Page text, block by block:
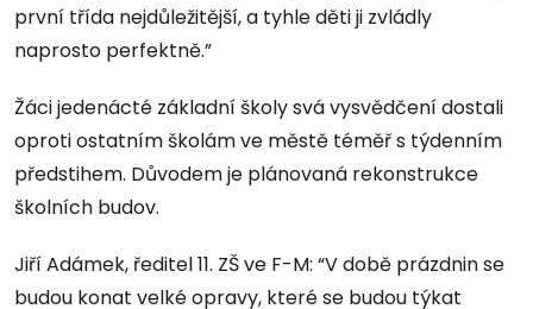
první třída nejdůležitější, a tyhle děti ji zvládly
naprosto perfektně.”
Žáci jedenácté základní školy svá vysvědčení dostali
oproti ostatním školám ve městě téměř s týdenním
předstihem. Důvodem je plánovaná rekonstrukce
školních budov.
Jiří Adámek, ředitel 11. ZŠ ve F-M: “V době prázdnin se
budou konat velké opravy, které se budou týkat